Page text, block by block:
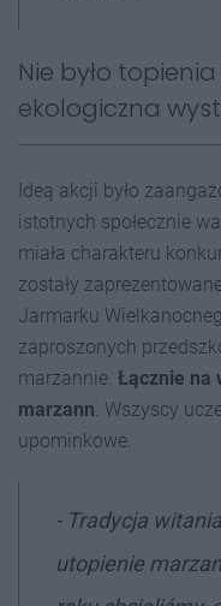
Nie było
ekologiczna
Ideą akcji było
istotnych społecznie
miała charakteru
zostały
Jarmarku
zaproszonych
marzannie. Łącznie na
marzann. Wszyscy
upominkowe.
- Tradycja
utopienie